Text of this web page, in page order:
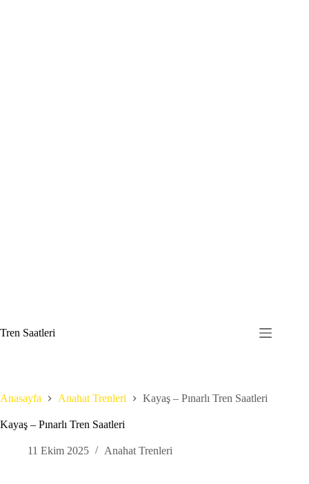
to
content
Tren Saatleri
Anasayfa Anahat Trenleri Kayaş – Pınarlı Tren Saatleri
Kayaş – Pınarlı Tren Saatleri
11 Ekim 2025 Anahat Trenleri